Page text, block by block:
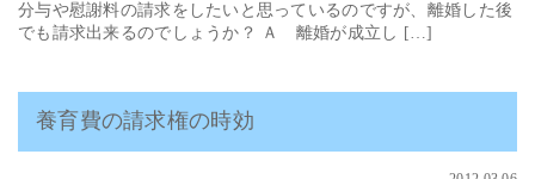
分与や慰謝料の請求をしたいと思っているのですが、離婚した後
でも請求出来るのでしょうか？ Ａ 離婚が成立し […]
養育費の請求権の時効